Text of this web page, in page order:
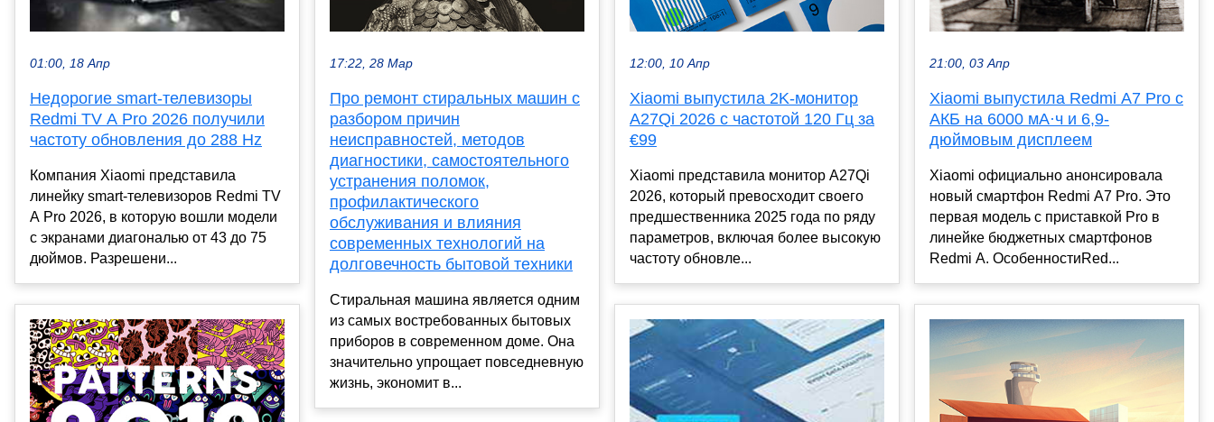
01:00, 18 Апр
Недорогие smart-телевизоры
Redmi TV A Pro 2026 получили
частоту обновления до 288 Hz
Компания Xiaomi представила
линейку smart-телевизоров Redmi TV
A Pro 2026, в которую вошли модели
с экранами диагональю от 43 до 75
дюймов. Разрешени...
17:22, 28 Мар
Про ремонт стиральных машин с
разбором причин
неисправностей, методов
диагностики, самостоятельного
устранения поломок,
профилактического
обслуживания и влияния
современных технологий на
долговечность бытовой техники
Стиральная машина является одним
из самых востребованных бытовых
приборов в современном доме. Она
значительно упрощает повседневную
жизнь, экономит в...
12:00, 10 Апр
Xiaomi выпустила 2K-монитор
A27Qi 2026 с частотой 120 Гц за
€99
Xiaomi представила монитор A27Qi
2026, который превосходит своего
предшественника 2025 года по ряду
параметров, включая более высокую
частоту обновле...
21:00, 03 Апр
Xiaomi выпустила Redmi A7 Pro с
АКБ на 6000 мА·ч и 6,9-
дюймовым дисплеем
Xiaomi официально анонсировала
новый смартфон Redmi A7 Pro. Это
первая модель с приставкой Pro в
линейке бюджетных смартфонов
Redmi A. ОсобенностиRed...